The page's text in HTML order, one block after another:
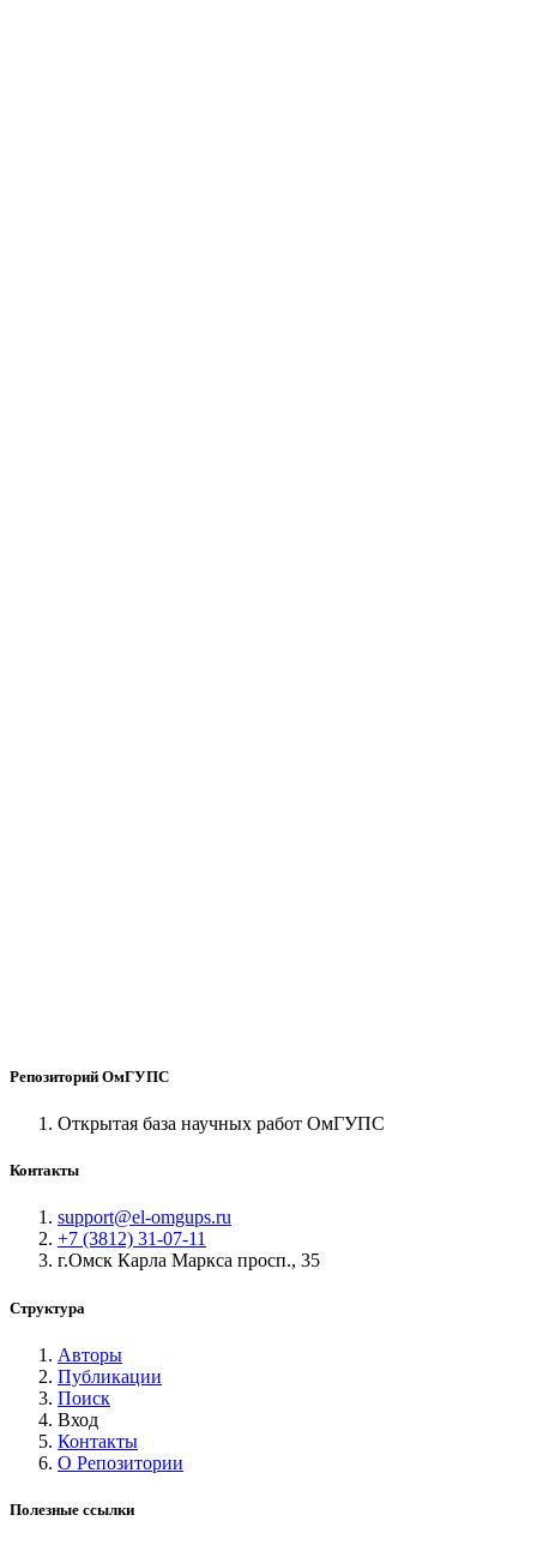
Репозиторий ОмГУПС
Открытая база научных работ ОмГУПС
Контакты
support@el-omgups.ru
+7 (3812) 31-07-11
г.Омск Карла Маркса просп., 35
Структура
Авторы
Публикации
Поиск
Вход
Контакты
О Репозитории
Полезные ссылки